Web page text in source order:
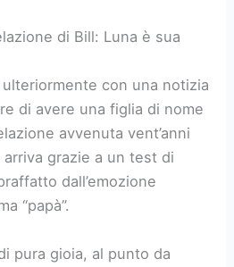
di Bill: Luna è sua
con una notizia
di avere una figlia di nome
avvenuta vent’anni
grazie a un test di
dall’emozione
“papà”.
pura gioia, al punto da